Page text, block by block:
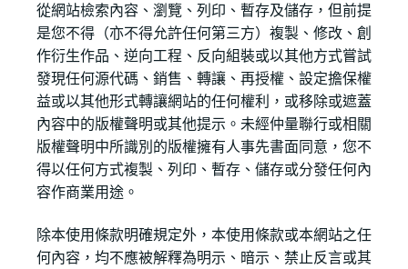
從網站檢索內容、瀏覽、列印、暫存及儲存，但前提
是您不得（亦不得允許任何第三方）複製、修改、創
作衍生作品、逆向工程、反向組裝或以其他方式嘗試
發現任何源代碼、銷售、轉讓、再授權、設定擔保權
益或以其他形式轉讓網站的任何權利，或移除或遮蓋
內容中的版權聲明或其他提示。未經仲量聯行或相關
版權聲明中所識別的版權擁有人事先書面同意，您不
得以任何方式複製、列印、暫存、儲存或分發任何內
容作商業用途。
除本使用條款明確規定外，本使用條款或本網站之任
何內容，均不應被解釋為明示、暗示、禁止反言或其